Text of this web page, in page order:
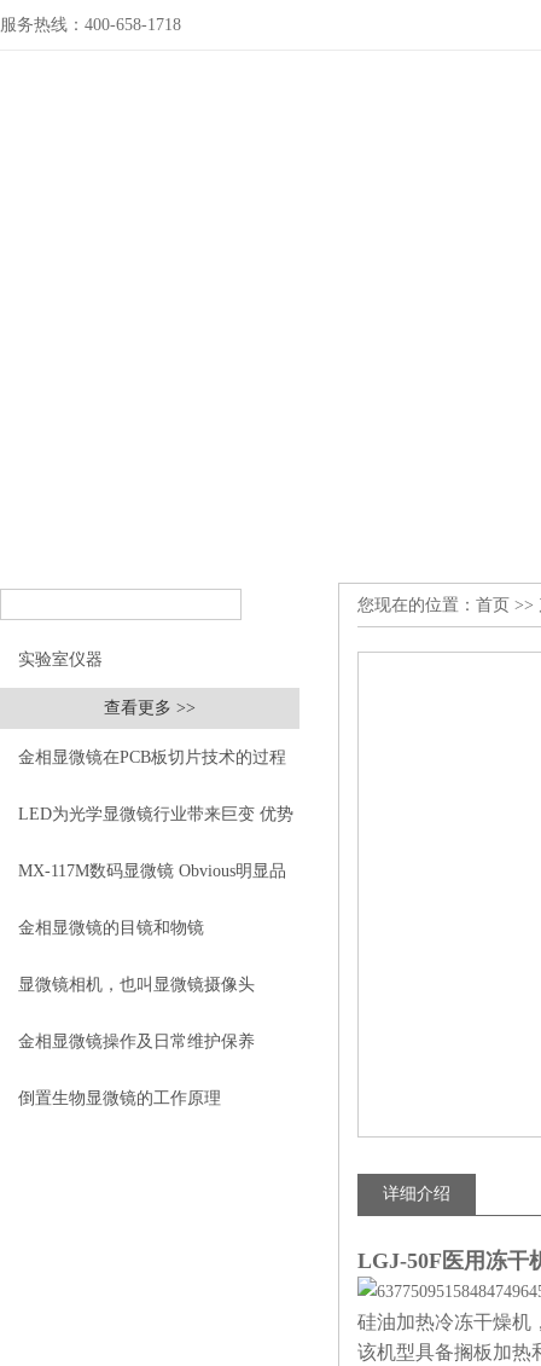
服务热线：400-658-1718
实验室仪器
查看更多 >>
金相显微镜在PCB板切片技术的过程
控制中的作用
LED为光学显微镜行业带来巨变 优势
比传统卤素更明显
MX-117M数码显微镜 Obvious明显品
牌值得推荐
金相显微镜的目镜和物镜
显微镜相机，也叫显微镜摄像头
金相显微镜操作及日常维护保养
倒置生物显微镜的工作原理
您现在的位置： 首页 >>
详细介绍
LGJ-50F医用冻干
硅油加热冷冻干燥机
该机型具备搁板加热